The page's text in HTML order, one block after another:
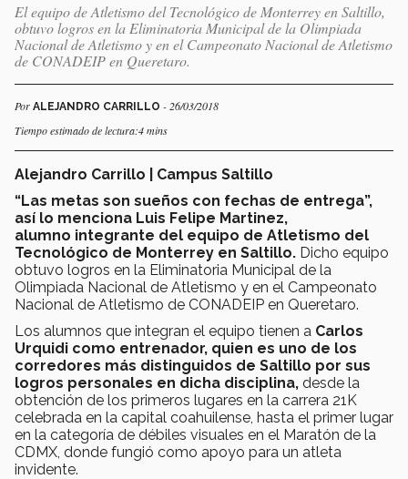
El equipo de Atletismo del Tecnológico de Monterrey en Saltillo,
obtuvo logros en la Eliminatoria Municipal de la Olimpiada
Nacional de Atletismo y en el Campeonato Nacional de Atletismo
de CONADEIP en Queretaro.
Por ALEJANDRO CARRILLO - 26/03/2018
Tiempo estimado de lectura:4 mins
Alejandro Carrillo | Campus Saltillo
“Las metas son sueños con fechas de entrega”,
así lo menciona Luis Felipe Martinez,
alumno integrante del equipo de Atletismo del
Tecnológico de Monterrey en Saltillo. Dicho equipo
obtuvo logros en la Eliminatoria Municipal de la
Olimpiada Nacional de Atletismo y en el Campeonato
Nacional de Atletismo de CONADEIP en Queretaro.
Los alumnos que integran el equipo tienen a Carlos
Urquidi como entrenador, quien es uno de los
corredores más distinguidos de Saltillo por sus
logros personales en dicha disciplina, desde la
obtención de los primeros lugares en la carrera 21K
celebrada en la capital coahuilense, hasta el primer lugar
en la categoría de débiles visuales en el Maratón de la
CDMX, donde fungió como apoyo para un atleta
invidente.